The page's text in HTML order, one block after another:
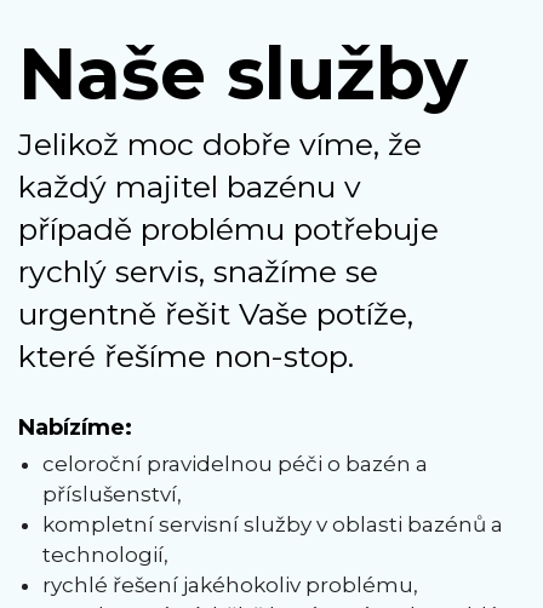
Naše služby
Jelikož moc dobře víme, že
každý majitel bazénu v
případě problému potřebuje
rychlý servis, snažíme se
urgentně řešit Vaše potíže,
které řešíme non-stop.
Nabízíme:
celoroční pravidelnou péči o bazén a
příslušenství,
kompletní servisní služby v oblasti bazénů a
technologií,
rychlé řešení jakéhokoliv problému,